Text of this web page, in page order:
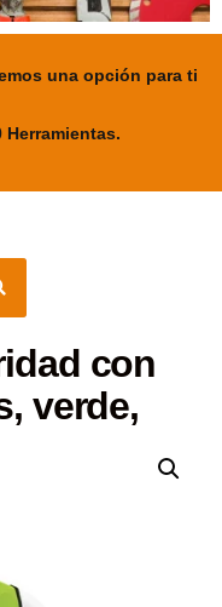
una opción para ti
Herramientas.
con
verde,